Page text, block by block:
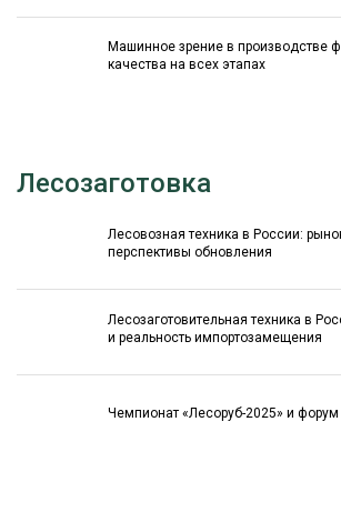
Машинное зрение в производстве
качества на всех этапах
Лесозаготовка
Лесовозная техника в России:
перспективы обновления
Лесозаготовительная техника в
и реальность импортозамещения
Чемпионат «Лесоруб-2025» и